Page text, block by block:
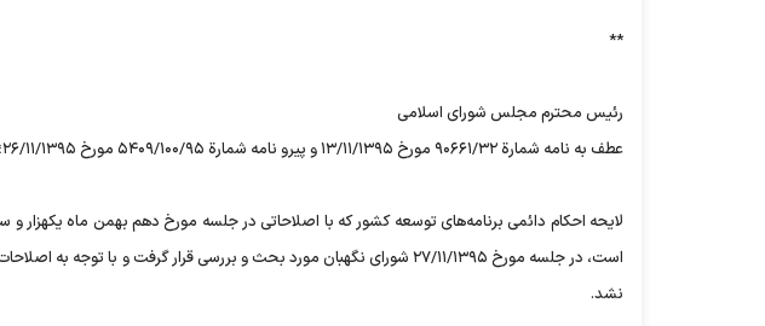
**
رئیس محترم مجلس شورای اسلامی
عطف به نامه شمارة ۹۰۶۶۱/۳۲ مورخ ۱۳/۱۱/۱۳۹۵ و پیرو نامه شمارة ۵۴۰۹/۱۰۰/۹۵ مورخ ۲۶/۱۱/۱۳۹۵؛
لایحه احکام دائمی برنامه‌های توسعه کشور که با اصلاحاتی در جلسه مورخ دهم بهمن ماه
است، در جلسه مورخ ۲۷/۱۱/۱۳۹۵ شورای نگهبان مورد بحث و بررسی قرار گرفت و
نشد.